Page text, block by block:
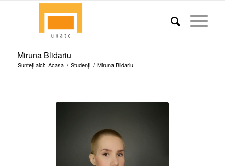
Miruna Blidariu
Sunteți aici: Acasa / Studenți / Miruna Blidariu